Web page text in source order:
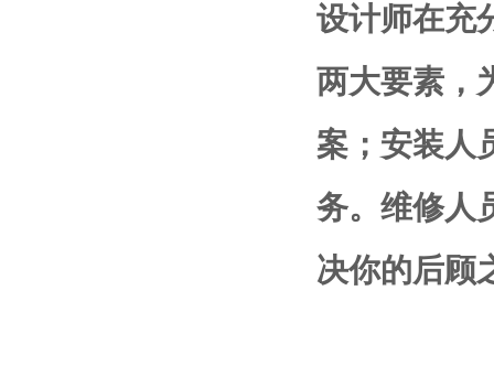
设计师在充
两大要素，
案；安装人
务。维修人
决你的后顾